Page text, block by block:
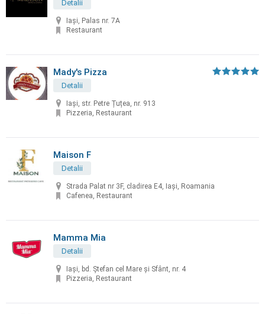
Detalii
Iași, Palas nr. 7A
Restaurant
Mady's Pizza
Detalii
Iași, str. Petre Țuțea, nr. 913
Pizzeria, Restaurant
Maison F
Detalii
Strada Palat nr 3F, cladirea E4, Iași, Roamania
Cafenea, Restaurant
Mamma Mia
Detalii
Iași, bd. Ştefan cel Mare şi Sfânt, nr. 4
Pizzeria, Restaurant